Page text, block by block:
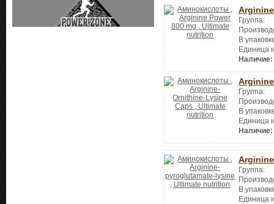
Группа:
В
Единица
Наличие:
Группа:
В
Единица
Наличие:
Группа:
В
Единица